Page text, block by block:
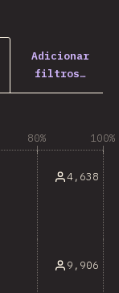
Adicionar
filtros…
80% 100%
4,638
9,906